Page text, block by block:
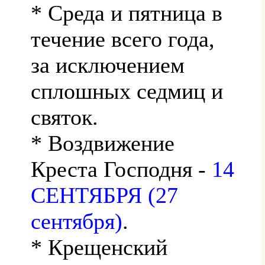
* Среда и пятница в
течение всего года,
за исключением
сплошных седмиц и
святок.
* Воздвижение
Креста Господня - 14
СЕНТЯБРЯ (27
сентября).
* Крещенский